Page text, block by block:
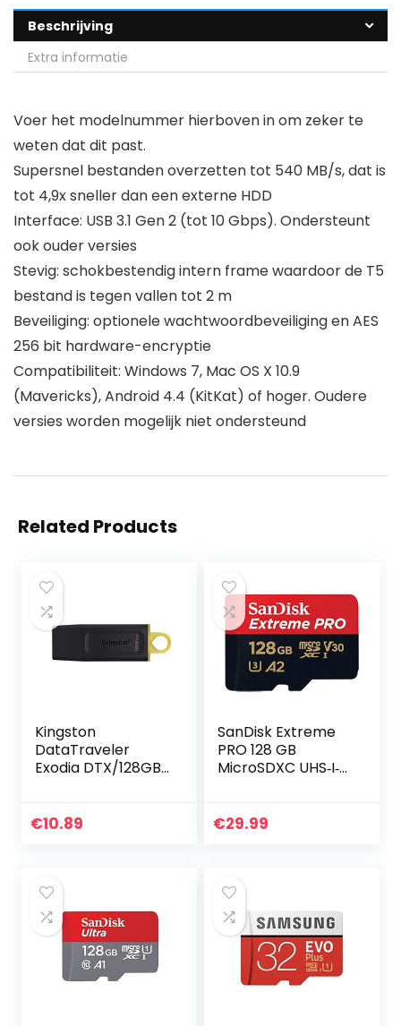
Beschrijving
Extra informatie
Voer het modelnummer hierboven in om zeker te
weten dat dit past.
Supersnel bestanden overzetten tot 540 MB/s, dat is
tot 4,9x sneller dan een externe HDD
Interface: USB 3.1 Gen 2 (tot 10 Gbps). Ondersteunt
ook ouder versies
Stevig: schokbestendig intern frame waardoor de T5
bestand is tegen vallen tot 2 m
Beveiliging: optionele wachtwoordbeveiliging en AES
256 bit hardware-encryptie
Compatibiliteit: Windows 7, Mac OS X 10.9
(Mavericks), Android 4.4 (KitKat) of hoger. Oudere
versies worden mogelijk niet ondersteund
Related Products
Kingston
DataTraveler
Exodia DTX/128GB
beschermkap en
€10.89
SanDisk Extreme
PRO 128 GB
MicroSDXC UHS‐I‐
Performance, 2
€29.99